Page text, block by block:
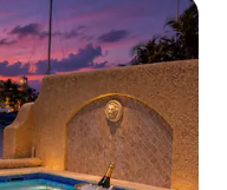
arasında